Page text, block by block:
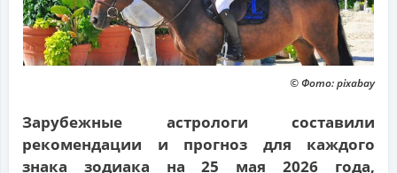
© Фото: pixabay
Зарубежные астрологи составили
рекомендации и прогноз для каждого
знака зодиака на 25 мая 2026 года,